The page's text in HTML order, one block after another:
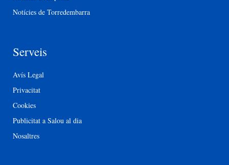
Notícies de Torredembarra
Serveis
Avís Legal
Privacitat
Cookies
Publicitat a Salou al dia
Nosaltres